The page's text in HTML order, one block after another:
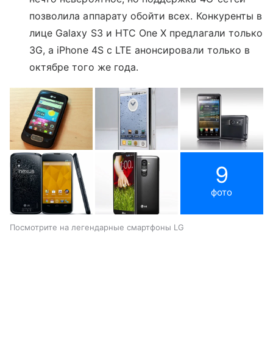
позволила аппарату обойти всех. Конкуренты в
лице Galaxy S3 и HTC One X предлагали только
3G, а iPhone 4S с LTE анонсировали только в
октябре того же года.
9
фото
Посмотрите на легендарные смартфоны LG